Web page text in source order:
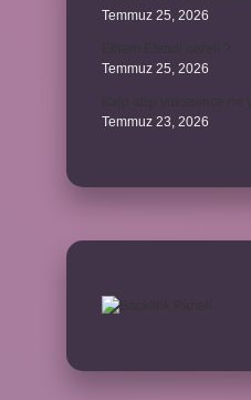
Temmuz 25, 2026
Temmuz 25, 2026
Temmuz 23, 2026